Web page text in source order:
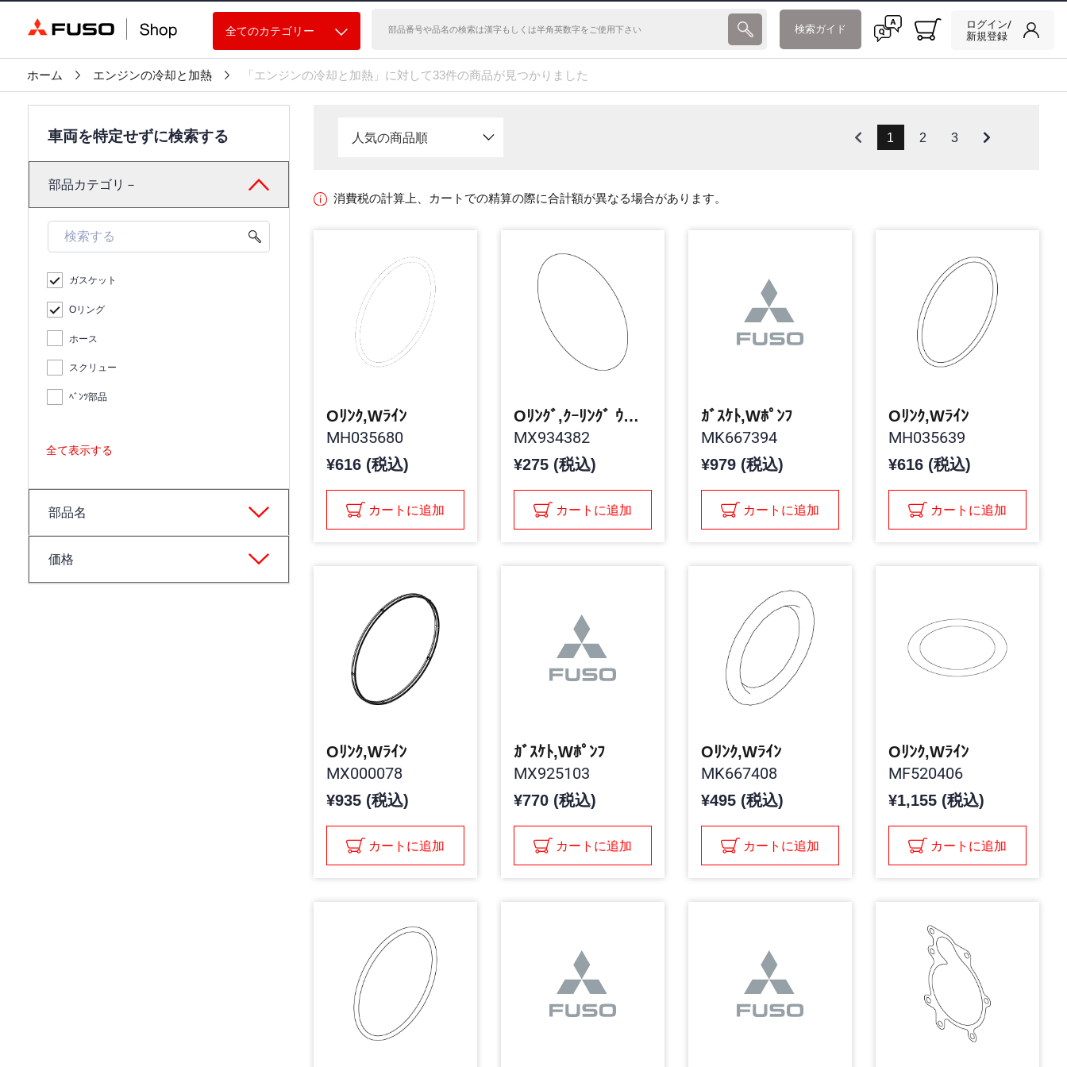
全てのカテゴリー 検索ガイド
ログイン/
新規登録
ホーム エンジンの冷却と加熱 「エンジンの冷却と加熱」に対して33件の商品が見つかりました
車両を特定せずに検索する
部品カテゴリ－
ガスケット
Oリング
ホース
スクリュー
ﾍﾞﾝﾂ部品
全て表示する
部品名
価格
人気の商品順 1 2 3
消費税の計算上、カートでの精算の際に合計額が異なる場合があります。
Oﾘﾝｸ,Wﾗｲﾝ
MH035680
¥616 (税込)
カートに追加
Oﾘﾝｸﾞ,ｸｰﾘﾝｸﾞ ｳｫｰﾀ ﾗｲﾝ
MX934382
¥275 (税込)
カートに追加
ｶﾞｽｹﾄ,Wﾎﾟﾝﾌ
MK667394
¥979 (税込)
カートに追加
Oﾘﾝｸ,Wﾗｲﾝ
MH035639
¥616 (税込)
カートに追加
Oﾘﾝｸ,Wﾗｲﾝ
MX000078
¥935 (税込)
カートに追加
ｶﾞｽｹﾄ,Wﾎﾟﾝﾌ
MX925103
¥770 (税込)
カートに追加
Oﾘﾝｸ,Wﾗｲﾝ
MK667408
¥495 (税込)
カートに追加
Oﾘﾝｸ,Wﾗｲﾝ
MF520406
¥1,155 (税込)
カートに追加